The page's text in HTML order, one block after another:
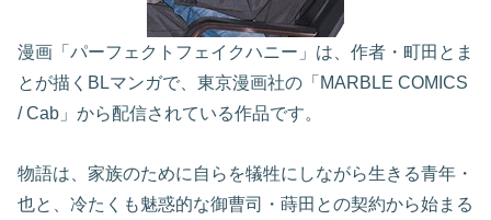
漫画「パーフェクトフェイクハニー」は、作者・町田とま
とが描くBLマンガで、東京漫画社の「MARBLE COMICS
/ Cab」から配信されている作品です。
物語は、家族のために自らを犠牲にしながら生きる青年・
也と、冷たくも魅惑的な御曹司・蒔田との契約から始まる